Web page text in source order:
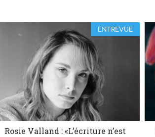
ENTREVUE
Rosie Valland : «L’écriture n’est